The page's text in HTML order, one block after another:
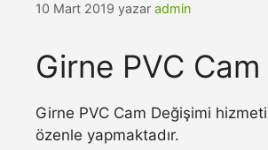
10 Mart 2019 yazar admin
Girne PVC
Girne PVC Cam Değişimi
özenle yapmaktadır.